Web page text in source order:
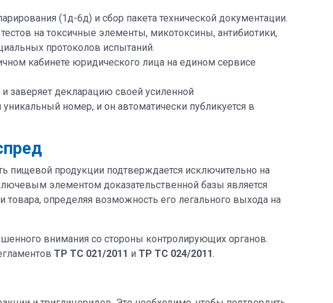
(1д-6д) и сбор пакета технической документации.
на токсичные элементы, микотоксины, антибиотики,
протоколов испытаний.
кабинете юридического лица на едином сервисе
заверяет декларацию своей усиленной
номер, и он автоматически публикуется в
пищевой продукции подтверждается исключительно на
элементом доказательственной базы является
товара, определяя возможность его легального выхода на
внимания со стороны контролирующих органов.
ТР ТС 021/2011 и ТР ТС 024/2011.